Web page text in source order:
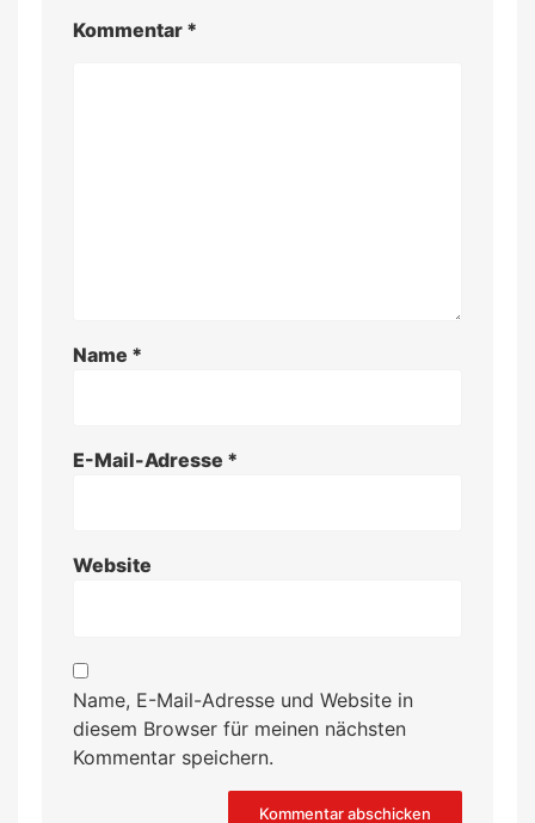
Kommentar *
Name *
E-Mail-Adresse *
Website
Name, E-Mail-Adresse und Website in
diesem Browser für meinen nächsten
Kommentar speichern.